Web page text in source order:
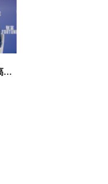
对话赛力斯康波：以ESG之道，构建高端智能汽车品牌全球竞争力